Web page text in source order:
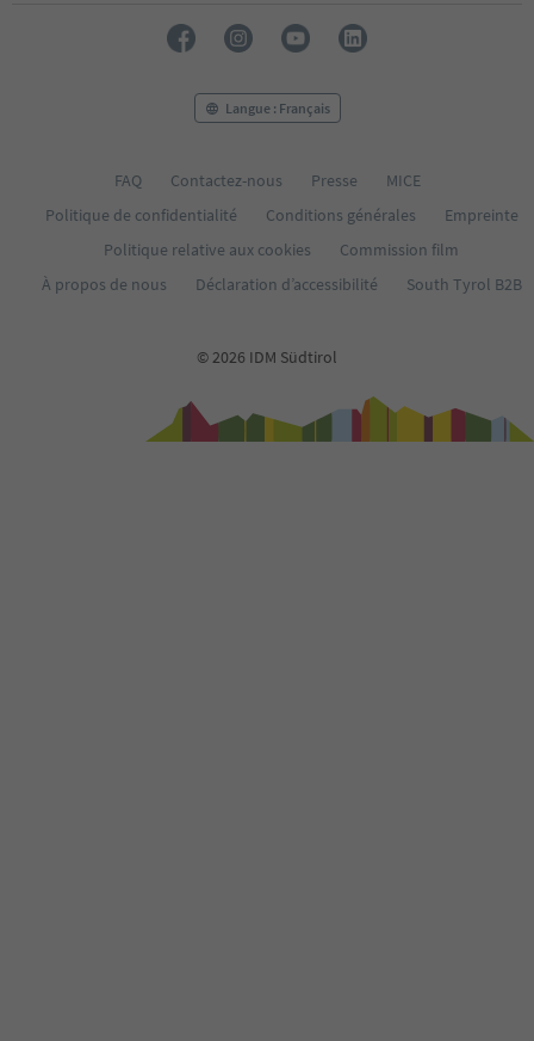
Langue : Français
FAQ Contactez-nous Presse
MICE
Politique de confidentialité
Conditions générales
Empreinte
Politique relative aux cookies
Commission film
À propos de nous
Déclaration d’accessibilité South Tyrol B2B
© 2026 IDM Südtirol